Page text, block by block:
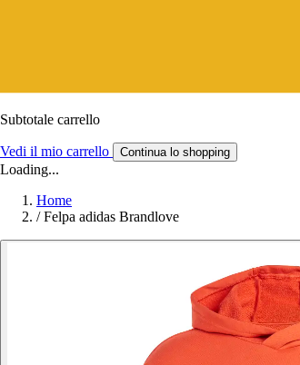
Subtotale carrello
Vedi il mio carrello Continua lo shopping
Loading...
Home
/ Felpa adidas Brandlove